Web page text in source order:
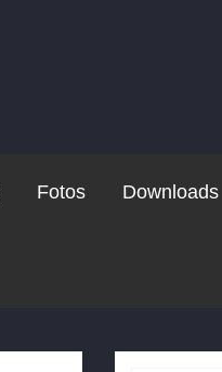
Fotos Downloads